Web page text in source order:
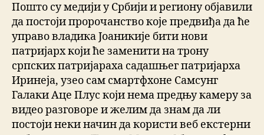
Пошто су медији у Србији и региону објавили
да постоји пророчанство које предвиђа да ће
управо владика Јоаникије бити нови
патријарх који ће заменити на трону
српских патријараха садашњег патријарха
Иринеја, узео сам смартфхоне Самсунг
Галаки Аце Плус који нема предњу камеру за
видео разговоре и желим да знам да ли
постоји неки начин да користи веб екстерни